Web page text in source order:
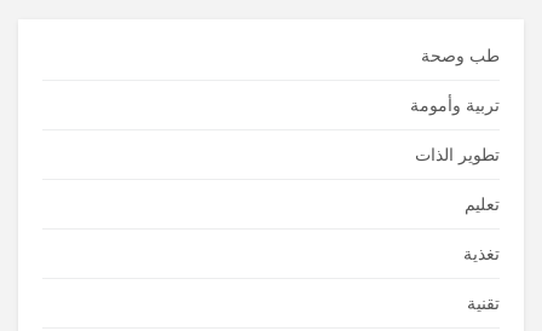
طب وصحة
تربية وأمومة
تطوير الذات
تعليم
تغذية
تقنية